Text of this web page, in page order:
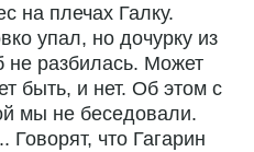
на плечах Галку.
упал, но дочурку из
не разбилась. Может
быть, и нет. Об этом с
мы не беседовали.
что Гагарин